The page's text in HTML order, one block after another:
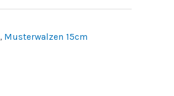
, Musterwalzen 15cm